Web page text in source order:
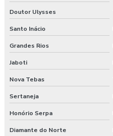
Doutor Ulysses
Santo Inácio
Grandes Rios
Jaboti
Nova Tebas
Sertaneja
Honório Serpa
Diamante do Norte